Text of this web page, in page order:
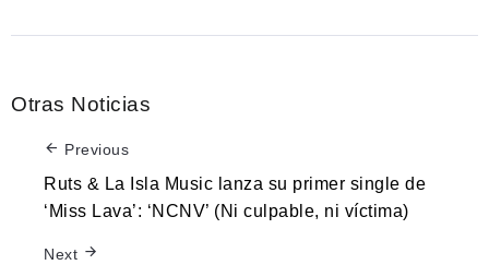
Otras Noticias
Previous
Ruts & La Isla Music lanza su primer single de
‘Miss Lava’: ‘NCNV’ (Ni culpable, ni víctima)
Next